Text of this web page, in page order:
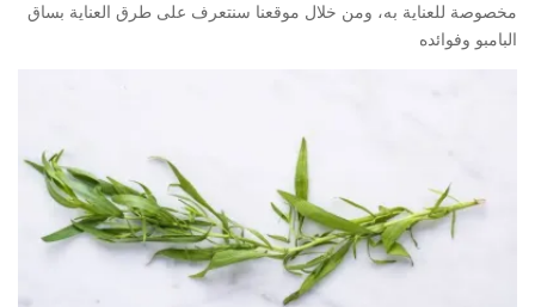
مخصوصة للعناية به، ومن خلال موقعنا سنتعرف على طرق العناية بساق
البامبو وفوائده